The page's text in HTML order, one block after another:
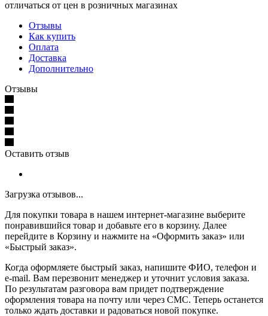
отличаться от цен в розничных магазинах
Отзывы
Как купить
Оплата
Доставка
Дополнительно
Отзывы
Оставить отзыв
Загрузка отзывов...
Для покупки товара в нашем интернет-магазине выберите
понравившийся товар и добавьте его в корзину. Далее
перейдите в Корзину и нажмите на «Оформить заказ» или
«Быстрый заказ».
Когда оформляете быстрый заказ, напишите ФИО, телефон и
e-mail. Вам перезвонит менеджер и уточнит условия заказа.
По результатам разговора вам придет подтверждение
оформления товара на почту или через СМС. Теперь останется
только ждать доставки и радоваться новой покупке.